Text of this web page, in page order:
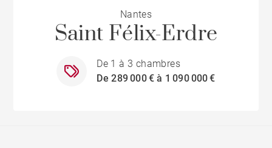
Nantes
Saint Félix-Erdre
De 1 à 3 chambres
De 289 000 € à 1 090 000 €